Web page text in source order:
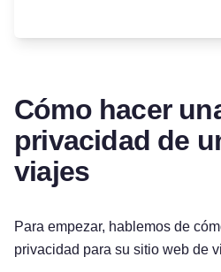
Cómo hacer
privacidad de
viajes
Para empezar, hablemos de
privacidad para su sitio web de